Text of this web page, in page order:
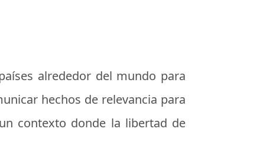
alrededor del mundo para
hechos de relevancia para
contexto donde la libertad de